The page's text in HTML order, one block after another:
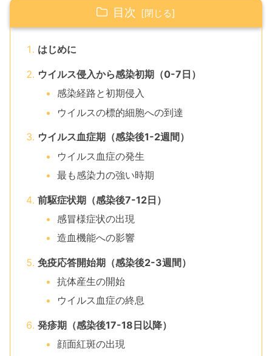
目次
はじめに
ウイルス侵入から感染初期（0-7日）
感染経路と初期侵入
ウイルスの標的細胞への到達
ウイルス血症期（感染後1-2週間）
ウイルス血症の発生
最も感染力の強い時期
前駆症状期（感染後7-12日）
感冒様症状の出現
造血機能への影響
免疫応答開始期（感染後2-3週間）
抗体産生の開始
ウイルス血症の終息
発疹期（感染後17-18日以降）
顔面紅斑の出現